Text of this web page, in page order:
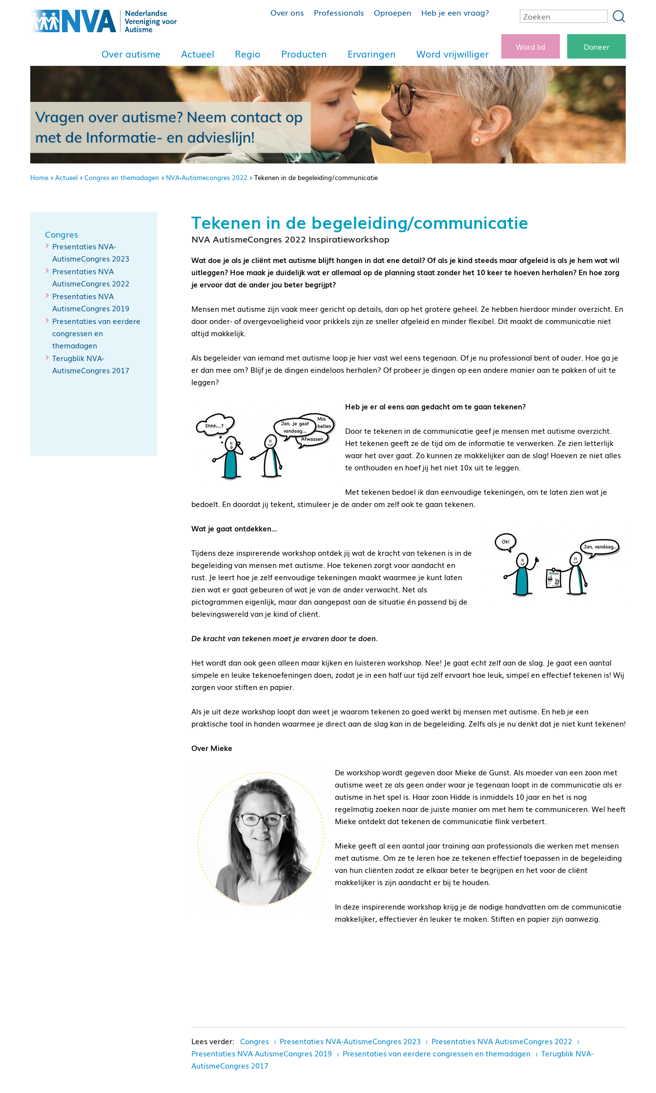
Over ons Professionals Oproepen Heb je een vraag?
Over autisme Actueel Regio Producten Ervaringen Word vrijwilliger
Word lid Doneer
Home Actueel Congres en themadagen NVA-Autismecongres 2022 Tekenen in de begeleiding/communicatie
Congres
Presentaties NVA-
AutismeCongres 2023
Presentaties NVA
AutismeCongres 2022
Presentaties NVA
AutismeCongres 2019
Presentaties van eerdere
congressen en
themadagen
Terugblik NVA-
AutismeCongres 2017
Tekenen in de begeleiding/communicatie
NVA AutismeCongres 2022 Inspiratieworkshop
Wat doe je als je cliënt met autisme blijft hangen in dat ene detail? Of als je kind steeds maar afgeleid is als je hem wat wil
uitleggen? Hoe maak je duidelijk wat er allemaal op de planning staat zonder het 10 keer te hoeven herhalen? En hoe zorg
je ervoor dat de ander jou beter begrijpt?
Mensen met autisme zijn vaak meer gericht op details, dan op het grotere geheel. Ze hebben hierdoor minder overzicht. En
door onder- of overgevoeligheid voor prikkels zijn ze sneller afgeleid en minder flexibel. Dit maakt de communicatie niet
altijd makkelijk.
Als begeleider van iemand met autisme loop je hier vast wel eens tegenaan. Of je nu professional bent of ouder. Hoe ga je
er dan mee om? Blijf je de dingen eindeloos herhalen? Of probeer je dingen op een andere manier aan te pakken of uit te
leggen?
Heb je er al eens aan gedacht om te gaan tekenen?
Door te tekenen in de communicatie geef je mensen met autisme overzicht.
Het tekenen geeft ze de tijd om de informatie te verwerken. Ze zien letterlijk
waar het over gaat. Zo kunnen ze makkelijker aan de slag! Hoeven ze niet alles
te onthouden en hoef jij het niet 10x uit te leggen.
Met tekenen bedoel ik dan eenvoudige tekeningen, om te laten zien wat je
bedoelt. En doordat jij tekent, stimuleer je de ander om zelf ook te gaan tekenen.
Wat je gaat ontdekken…
Tijdens deze inspirerende workshop ontdek jij wat de kracht van tekenen is in de
begeleiding van mensen met autisme. Hoe tekenen zorgt voor aandacht en
rust. Je leert hoe je zelf eenvoudige tekeningen maakt waarmee je kunt laten
zien wat er gaat gebeuren of wat je van de ander verwacht. Net als
pictogrammen eigenlijk, maar dan aangepast aan de situatie én passend bij de
belevingswereld van je kind of cliënt.
De kracht van tekenen moet je ervaren door te doen.
Het wordt dan ook geen alleen maar kijken en luisteren workshop. Nee! Je gaat echt zelf aan de slag. Je gaat een aantal
simpele en leuke tekenoefeningen doen, zodat je in een half uur tijd zelf ervaart hoe leuk, simpel en effectief tekenen is! Wij
zorgen voor stiften en papier.
Als je uit deze workshop loopt dan weet je waarom tekenen zo goed werkt bij mensen met autisme. En heb je een
praktische tool in handen waarmee je direct aan de slag kan in de begeleiding. Zelfs als je nu denkt dat je niet kunt tekenen!
Over Mieke
De workshop wordt gegeven door Mieke de Gunst. Als moeder van een zoon met
autisme weet ze als geen ander waar je tegenaan loopt in de communicatie als er
autisme in het spel is. Haar zoon Hidde is inmiddels 10 jaar en het is nog
regelmatig zoeken naar de juiste manier om met hem te communiceren. Wel heeft
Mieke ontdekt dat tekenen de communicatie flink verbetert.
Mieke geeft al een aantal jaar training aan professionals die werken met mensen
met autisme. Om ze te leren hoe ze tekenen effectief toepassen in de begeleiding
van hun cliënten zodat ze elkaar beter te begrijpen en het voor de cliënt
makkelijker is zijn aandacht er bij te houden.
In deze inspirerende workshop krijg je de nodige handvatten om de communicatie
makkelijker, effectiever én leuker te maken. Stiften en papier zijn aanwezig.
Congres Presentaties NVA-AutismeCongres 2023
Presentaties NVA AutismeCongres 2022
Presentaties NVA AutismeCongres 2019
Presentaties van eerdere congressen en themadagen
Terugblik NVA-
AutismeCongres 2017